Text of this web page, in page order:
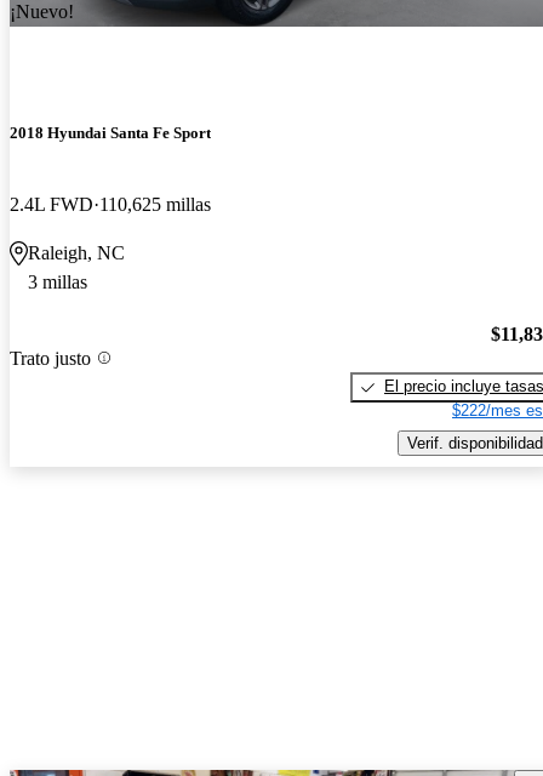
¡Nuevo!
2018 Hyundai Santa Fe Sport
2.4L FWD 110,625 millas
Raleigh, NC
3 millas
Trato justo
El precio incluye tasas
$222/mes
Verif. disponibilidad